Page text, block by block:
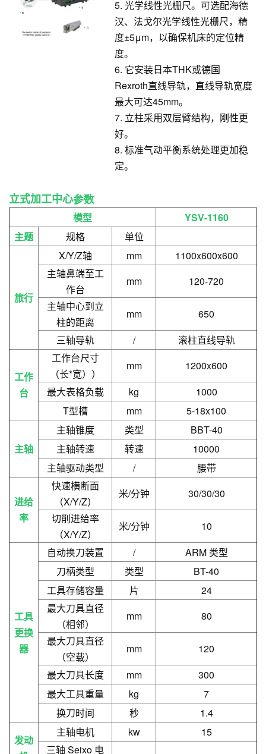
5. 光学线性光栅尺。可选配海德
汉、法戈尔光学线性光栅尺，精
度±5μm，以确保机床的定位精
度。
6. 它安装日本THK或德国
Rexroth直线导轨，直线导轨宽度
最大可达45mm。
7. 立柱采用双层臂结构，刚性更
好。
8. 标准气动平衡系统处理更加稳
定。
立式加工中心参数
模型
YSV-1160
主题
规格 单位
旅行
X/Y/Z轴 mm
1100x600x600
主轴鼻端至工
作台
mm
120-720
主轴中心到立
柱的距离
mm
650
三轴导轨
/ 滚柱直线导轨
工作
台
工作台尺寸
（长*宽） ）
mm
1200x600
最大表格负载
kg
1000
T型槽
mm 5-18x100
主轴
主轴锥度 类型
BBT-40
主轴转速
转速
10000
主轴驱动类型
/ 腰带
进给
率
快速横断面
（X/Y/Z）
米/分钟
30/30/30
切削进给率
（X/Y/Z）
米/分钟 10
工具
更换
器
自动换刀装置 /
ARM 类型
刀柄类型
类型
BT-40
工具存储容量
片
24
最大刀具直径
（相邻）
mm
80
最大刀具直径
（空载）
mm
120
最大刀具长度
mm
300
最大工具重量
kg
7
换刀时间
秒
1.4
发动
主轴电机 kw
15
三轴 Seixo 电